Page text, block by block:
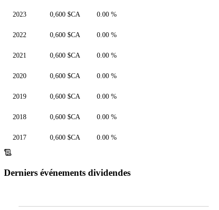
2023 0,600 $CA 0.00 %
2022 0,600 $CA 0.00 %
2021 0,600 $CA 0.00 %
2020 0,600 $CA 0.00 %
2019 0,600 $CA 0.00 %
2018 0,600 $CA 0.00 %
2017 0,600 $CA 0.00 %
Derniers événements dividendes